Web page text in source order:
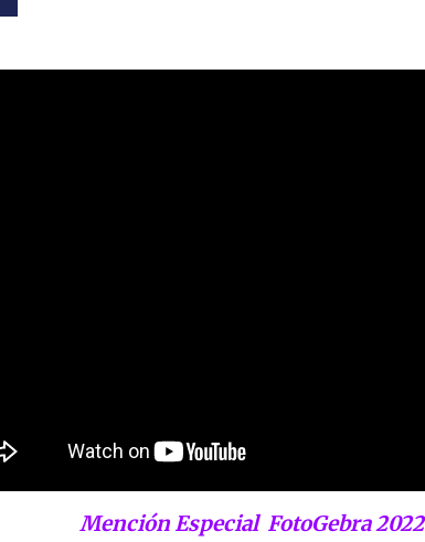
Mención Especial FotoGebra 2022